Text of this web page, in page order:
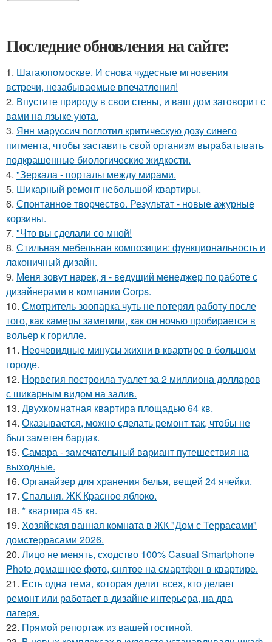
Последние обновления на сайте:
1. Шагаюпомоскве. И снова чудесные мгновения
встречи, незабываемые впечатления!
2. Впустите природу в свои стены, и ваш дом заговорит с
вами на языке уюта.
3. Янн маруссич поглотил критическую дозу синего
пигмента, чтобы заставить свой организм вырабатывать
подкрашенные биологические жидкости.
4. "Зеркала - порталы между мирами.
5. Шикарный ремонт небольшой квартиры.
6. Спонтанное творчество. Результат - новые ажурные
корзины.
7. "Что вы сделали со мной!
8. Стильная мебельная композиция: функциональность и
лаконичный дизайн.
9. Меня зовут нарек, я - ведущий менеджер по работе с
дизайнерами в компании Corps.
10. Смотритель зоопарка чуть не потерял работу после
того, как камеры заметили, как он ночью пробирается в
вольер к горилле.
11. Неочевидные минусы жихни в квартире в большом
городе.
12. Норвегия построила туалет за 2 миллиона долларов
с шикарным видом на залив.
13. Двухкомнатная квартира площадью 64 кв.
14. Оказывается, можно сделать ремонт так, чтобы не
был заметен бардак.
15. Самара - замечательный вариант путешествия на
выходные.
16. Органайзер для хранения белья, вещей 24 ячейки.
17. Спальня. ЖК Красное яблоко.
18. * квартира 45 кв.
19. Хозяйская ванная комната в ЖК "Дом с Террасами"
домстеррасами 2026.
20. Лицо не менять, сходство 100% Casual Smartphone
Photo домашнее фото, снятое на смартфон в квартире.
21. Есть одна тема, которая делит всех, кто делает
ремонт или работает в дизайне интерьера, на два
лагеря.
22. Прямой репортаж из вашей гостиной.